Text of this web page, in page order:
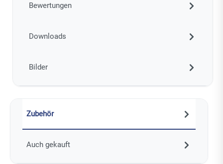
Bewertungen
Downloads
Bilder
Zubehör
Auch gekauft